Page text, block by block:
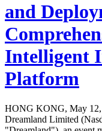
and
Intelligent
Platform
HONG KONG, May
Dreamland Limited